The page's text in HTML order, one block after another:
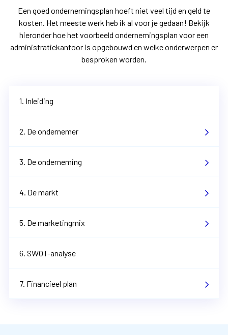
Een goed ondernemingsplan hoeft niet veel tijd en geld te
kosten. Het meeste werk heb ik al voor je gedaan! Bekijk
hieronder hoe het voorbeeld ondernemingsplan voor een
administratiekantoor is opgebouwd en welke onderwerpen er
besproken worden.
1. Inleiding
2. De ondernemer
3. De onderneming
4. De markt
5. De marketingmix
6. SWOT-analyse
7. Financieel plan